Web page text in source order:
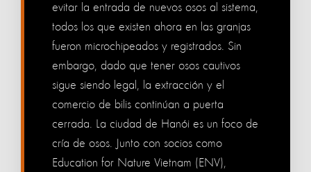
evitar la entrada de nuevos osos al sistema,
todos los que existen ahora en las granjas
fueron microchipeados y registrados. Sin
embargo, dado que tener osos cautivos
sigue siendo legal, la extracción y el
comercio de bilis continúan a puerta
cerrada. La ciudad de Hanói es un foco de
cría de osos. Junto con socios como
Education for Nature Vietnam (ENV),